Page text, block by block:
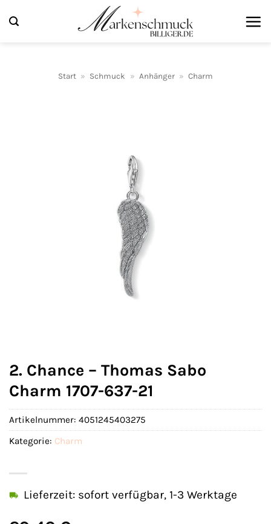
Inhalt
Start » Schmuck » Anhänger » Charm
2. Chance – Thomas Sabo
Charm 1707-637-21
Lieferzeit: sofort verfügbar, 1-3 Werktage
Artikelnummer: 4051245403275
Kategorie: Charm